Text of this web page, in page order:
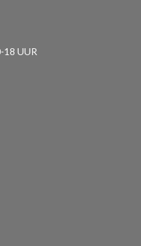
UUR